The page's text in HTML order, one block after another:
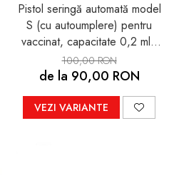
Pistol seringă automată model
S (cu autoumplere) pentru
vaccinat, capacitate 0,2 ml -
2 ml + BONUS set garnituri
de schimb
100,00 RON
de la 90,00 RON
VEZI VARIANTE